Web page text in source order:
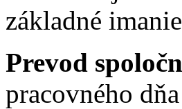
základné
Prevod
pracovného dňa